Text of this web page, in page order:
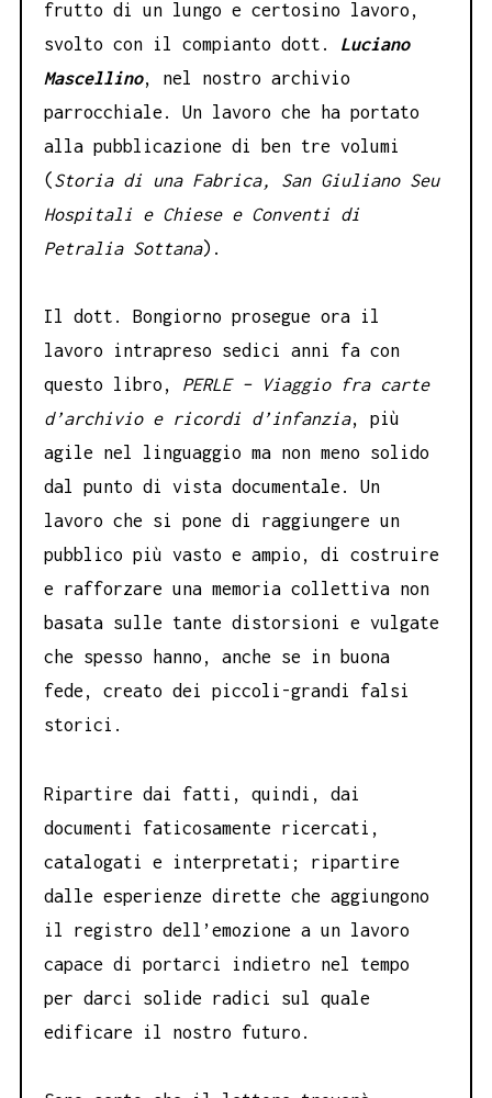
frutto di un lungo e certosino lavoro,
svolto con il compianto dott. Luciano
Mascellino, nel nostro archivio
parrocchiale. Un lavoro che ha portato
alla pubblicazione di ben tre volumi
(Storia di una Fabrica, San Giuliano Seu
Hospitali e Chiese e Conventi di
Petralia Sottana).
Il dott. Bongiorno prosegue ora il
lavoro intrapreso sedici anni fa con
questo libro, PERLE – Viaggio fra carte
d’archivio e ricordi d’infanzia, più
agile nel linguaggio ma non meno solido
dal punto di vista documentale. Un
lavoro che si pone di raggiungere un
pubblico più vasto e ampio, di costruire
e rafforzare una memoria collettiva non
basata sulle tante distorsioni e vulgate
che spesso hanno, anche se in buona
fede, creato dei piccoli-grandi falsi
storici.
Ripartire dai fatti, quindi, dai
documenti faticosamente ricercati,
catalogati e interpretati; ripartire
dalle esperienze dirette che aggiungono
il registro dell’emozione a un lavoro
capace di portarci indietro nel tempo
per darci solide radici sul quale
edificare il nostro futuro.